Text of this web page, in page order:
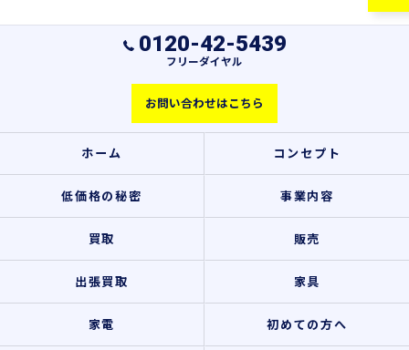
0120-42-5439
フリーダイヤル
お問い合わせはこちら
ホーム コンセプト
低価格の秘密 事業内容
買取 販売
出張買取 家具
家電 初めての方へ